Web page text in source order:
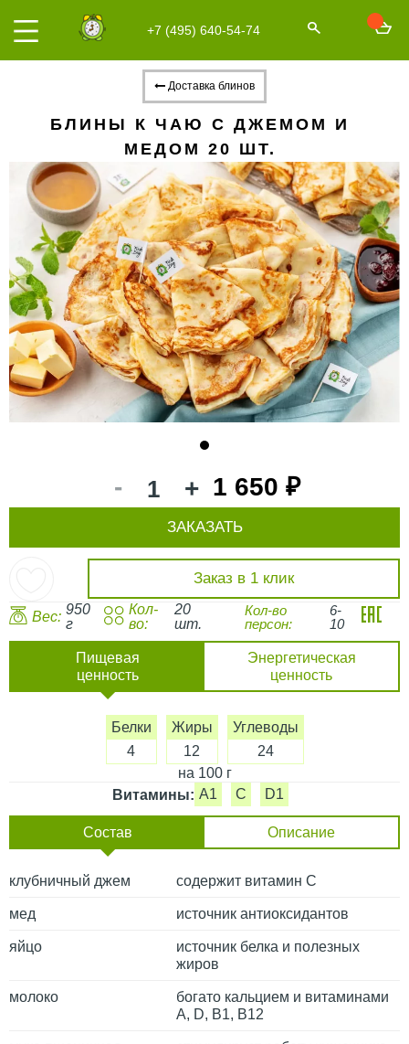
+7 (495) 640-54-74
Доставка блинов
БЛИНЫ К ЧАЮ С ДЖЕМОМ И
МЕДОМ 20 ШТ.
- + 1 650 ₽
Заказ в 1 клик
ЗАКАЗАТЬ
Вес: 950
г
Кол-
во:
20
шт.
Кол-во
персон:
6-
10
Пищевая
ценность
Энергетическая
ценность
Белки
4
Жиры
12
Углеводы
24
на 100 г
Витамины: A1 C D1
Состав Описание
клубничный джем содержит витамин С
мед источник антиоксидантов
яйцо
источник белка и полезных
жиров
молоко
богато кальцием и витаминами
A, D, B1, B12